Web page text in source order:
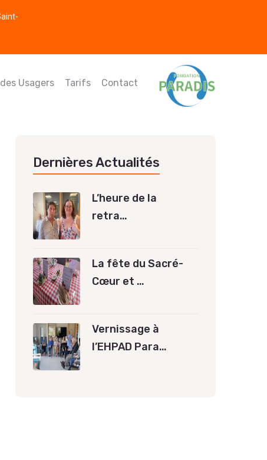
Usagers Tarifs Contact
Dernières Actualités
L’heure de la
retra…
La fête du Sacré-
Cœur et …
Vernissage à
l’EHPAD Para…